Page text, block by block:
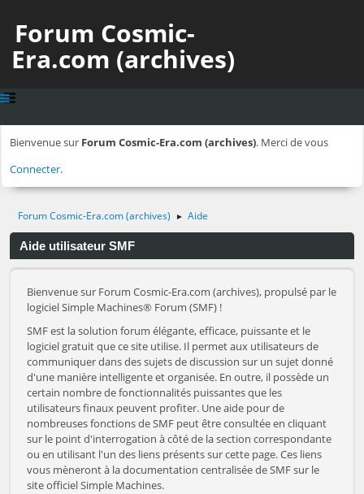
Forum Cosmic-
Era.com (archives)
Bienvenue sur Forum Cosmic-Era.com (archives). Merci de vous
Connecter.
Forum Cosmic-Era.com (archives) ► Aide
Aide utilisateur SMF
Bienvenue sur Forum Cosmic-Era.com (archives), propulsé par le
logiciel Simple Machines® Forum (SMF) !
SMF est la solution forum élégante, efficace, puissante et le
logiciel gratuit que ce site utilise. Il permet aux utilisateurs de
communiquer dans des sujets de discussion sur un sujet donné
d'une manière intelligente et organisée. En outre, il possède un
certain nombre de fonctionnalités puissantes que les
utilisateurs finaux peuvent profiter. Une aide pour de
nombreuses fonctions de SMF peut être consultée en cliquant
sur le point d'interrogation à côté de la section correspondante
ou en utilisant l'un des liens présents sur cette page. Ces liens
vous mèneront à la documentation centralisée de SMF sur le
site officiel Simple Machines.